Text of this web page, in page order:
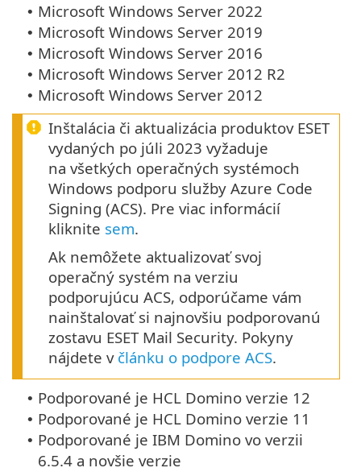
• Microsoft Windows Server 2022
• Microsoft Windows Server 2019
• Microsoft Windows Server 2016
• Microsoft Windows Server 2012 R2
• Microsoft Windows Server 2012
Inštalácia či aktualizácia produktov ESET
vydaných po júli 2023 vyžaduje
na všetkých operačných systémoch
Windows podporu služby Azure Code
Signing (ACS). Pre viac informácií
kliknite sem.
Ak nemôžete aktualizovať svoj
operačný systém na verziu
podporujúcu ACS, odporúčame vám
nainštalovať si najnovšiu podporovanú
zostavu ESET Mail Security. Pokyny
nájdete v článku o podpore ACS.
• Podporované je HCL Domino verzie 12
• Podporované je HCL Domino verzie 11
• Podporované je IBM Domino vo verzii
6.5.4 a novšie verzie